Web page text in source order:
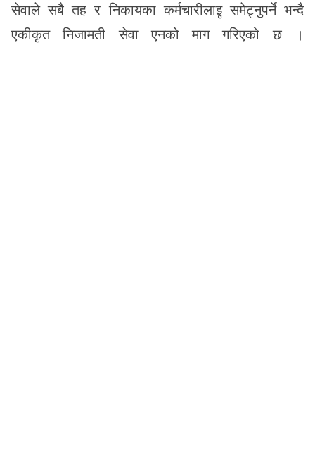
सेवाले सबै तह र निकायका कर्मचारीलाइृ समेट्नुपर्ने भन्दै
एकीकृत निजामती सेवा एनको माग गरिएको छ ।